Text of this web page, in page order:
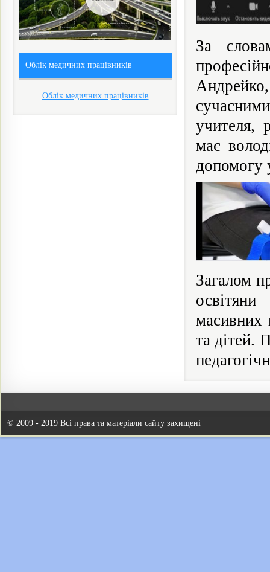
За
учителя,
має
допомогу
Загалом
масивних
та дітей.
Облік медичних працівників
Облік медичних працівників
© 2009 - 2019 Всі права та матеріали сайту захищені